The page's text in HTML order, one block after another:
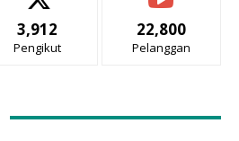
3,912
Pengikut
22,800
Pelanggan